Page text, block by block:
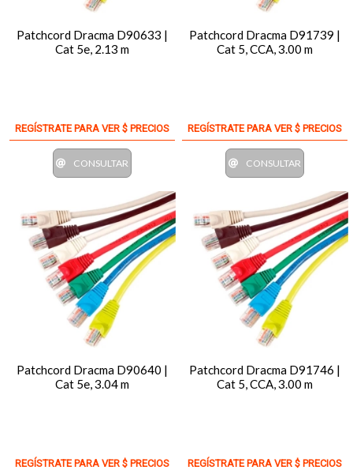
Patchcord Dracma D90633 |
Cat 5e, 2.13 m
REGÍSTRATE PARA VER $ PRECIOS
CONSULTAR
Patchcord Dracma D91739 |
Cat 5, CCA, 3.00 m
REGÍSTRATE PARA VER $ PRECIOS
CONSULTAR
Patchcord Dracma D90640 |
Cat 5e, 3.04 m
REGÍSTRATE PARA VER $ PRECIOS
Patchcord Dracma D91746 |
Cat 5, CCA, 3.00 m
REGÍSTRATE PARA VER $ PRECIOS